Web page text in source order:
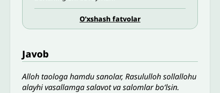
O’xshash fatvolar
Javob
Alloh taologa hamdu sanolar, Rasululloh sollallohu
alayhi vasallamga salavot va salomlar bo‘lsin.